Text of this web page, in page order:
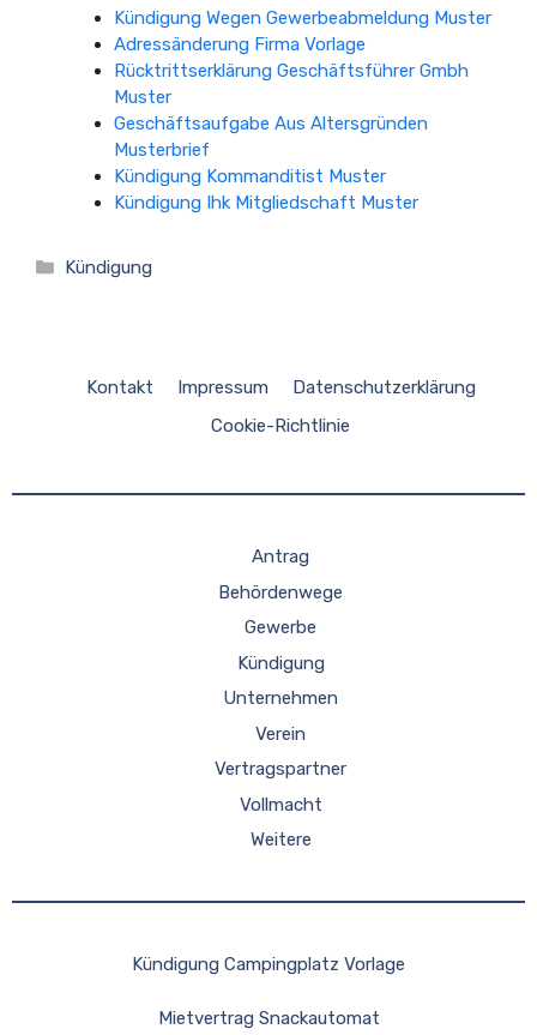
Kündigung Wegen Gewerbeabmeldung Muster
Adressänderung Firma Vorlage
Rücktrittserklärung Geschäftsführer Gmbh
Muster
Geschäftsaufgabe Aus Altersgründen
Musterbrief
Kündigung Kommanditist Muster
Kündigung Ihk Mitgliedschaft Muster
Kategorien
Kündigung
Kontakt Impressum
Datenschutzerklärung
Cookie-Richtlinie
Antrag
Behördenwege
Gewerbe
Kündigung
Unternehmen
Verein
Vertragspartner
Vollmacht
Weitere
Kündigung Campingplatz Vorlage
Mietvertrag Snackautomat